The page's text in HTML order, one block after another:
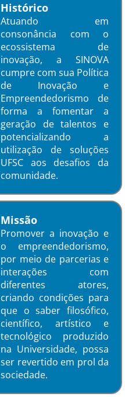
Histórico
Atuando em
consonância com o
ecossistema de
inovação, a SINOVA
cumpre com sua Política
de Inovação e
Empreendedorismo de
forma a fomentar a
geração de talentos e
potencializando a
utilização de soluções
UFSC aos desafios da
comunidade.
Missão
Promover a inovação e
o empreendedorismo,
por meio de parcerias e
interações com
diferentes atores,
criando condições para
que o saber filosófico,
científico, artístico e
tecnológico produzido
na Universidade, possa
ser revertido em prol da
sociedade.